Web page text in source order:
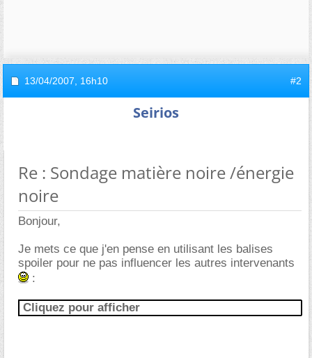
13/04/2007, 16h10 #2
Seirios
Re : Sondage matière noire /énergie
noire
Bonjour,
Je mets ce que j'en pense en utilisant les balises
spoiler pour ne pas influencer les autres intervenants
:
Cliquez pour afficher